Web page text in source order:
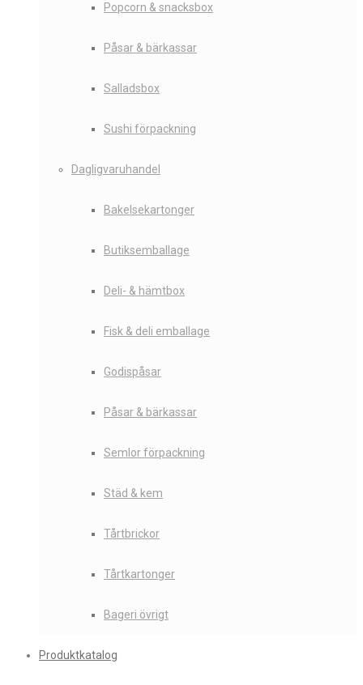
Popcorn & snacksbox
Påsar & bärkassar
Salladsbox
Sushi förpackning
Dagligvaruhandel
Bakelsekartonger
Butiksemballage
Deli- & hämtbox
Fisk & deli emballage
Godispåsar
Påsar & bärkassar
Semlor förpackning
Städ & kem
Tårtbrickor
Tårtkartonger
Bageri övrigt
Produktkatalog